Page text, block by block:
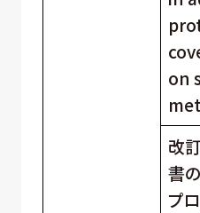
on
改
書
プ